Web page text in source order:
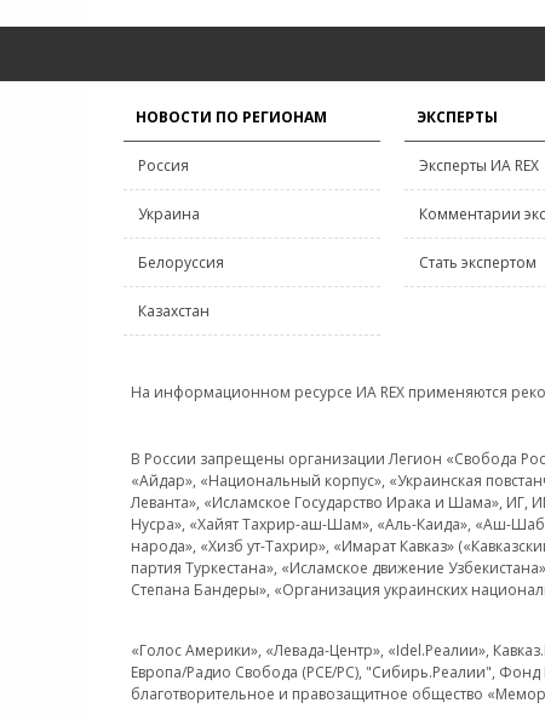
НОВОСТИ ПО РЕГИОНАМ
Россия
Украина
Белоруссия
Казахстан
ЭКСПЕРТЫ
Эксперты ИА REX
Комментарии
Стать экспертом
На информационном ресурсе ИА REX применяются
В России запрещены организации Легион «Свобода
«Айдар», «Национальный корпус», «Украинская
Леванта», «Исламское Государство Ирака и Шама»,
Нусра», «Хайят Тахрир-аш-Шам», «Аль-Каида», «Аш-
народа», «Хизб ут-Тахрир», «Имарат Кавказ»
партия Туркестана», «Исламское движение
Степана Бандеры», «Организация украинских
«Голос Америки», «Левада-Центр», «Idel.Реалии»,
Европа/Радио Свобода (PCE/PC), "Сибирь.Реалии",
благотворительное и правозащитное общество